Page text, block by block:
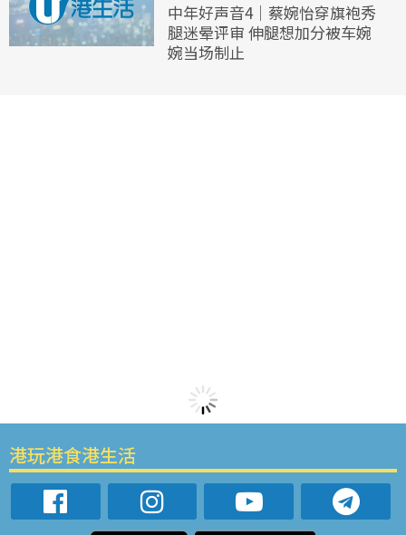
中年好声音4｜蔡婉怡穿旗袍秀
腿迷晕评审 伸腿想加分被车婉
婉当场制止
港玩港食港生活